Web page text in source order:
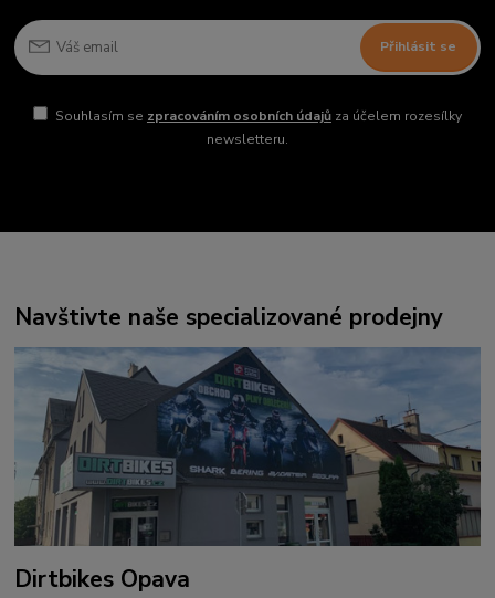
Přihlásit se
Souhlasím se zpracováním osobních údajůza účelem rozesílky
newsletteru.
Navštivte naše specializované prodejny
Dirtbikes Opava